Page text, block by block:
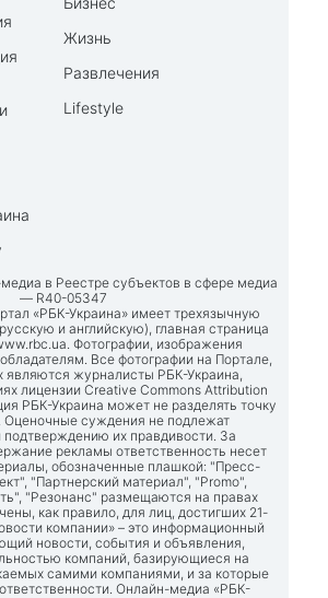
Жизнь
Развлечения
Lifestyle
в Реестре субъектов в сфере медиа
— R40-05347
«РБК-Украина» имеет трехязычную
и английскую), главная страница
. Фотографии, изображения
Все фотографии на Портале,
являются журналисты РБК-Украина,
лицензии Creative Commons Attribution
РБК-Украина может не разделять точку
Оценочные суждения не подлежат
их правдивости. За
рекламы ответственность несет
обозначенные плашкой: "Пресс-
"Партнерский материал", "Promo",
"Резонанс" размещаются на правах
как правило, для лиц, достигших 21-
компании» – это информационный
новости, события и объявления,
компаний, базирующиеся на
самими компаниями, и за которые
Онлайн-медиа «РБК-